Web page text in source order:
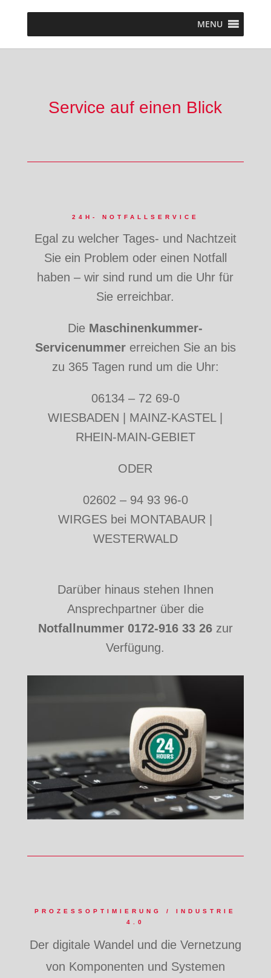
MENU
Service auf einen Blick
24H- NOTFALLSERVICE
Egal zu welcher Tages- und Nachtzeit
Sie ein Problem oder einen Notfall
haben – wir sind rund um die Uhr für
Sie erreichbar.
Die Maschinenkummer-
Servicenummererreichen Sie an bis
zu 365 Tagen rund um die Uhr:
06134 – 72 69-0
WIESBADEN | MAINZ-KASTEL |
RHEIN-MAIN-GEBIET
ODER
02602 – 94 93 96-0
WIRGES bei MONTABAUR |
WESTERWALD
Darüber hinaus stehen Ihnen
Ansprechpartner über die
Notfallnummer 0172-916 33 26zur
Verfügung.
PROZESSOPTIMIERUNG / INDUSTRIE
4.0
Der digitale Wandel und die Vernetzung
von Komponenten und Systemen